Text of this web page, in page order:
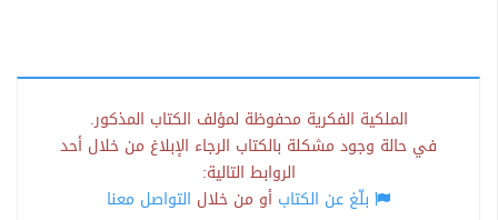
الملكية الفكرية محفوظة لمؤلف الكتاب المذكور.
في حالة وجود مشكلة بالكتاب الرجاء الإبلاغ من خلال أحد
الروابط التالية:
بلّغ عن الكتاب أو من خلال التواصل معنا